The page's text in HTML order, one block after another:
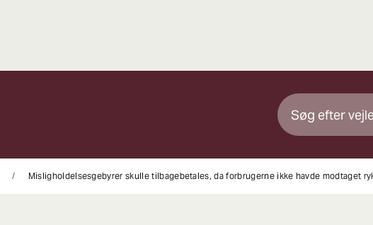
Misligholdelsesgebyrer skulle tilbagebetales, da forbrugerne ikke havde modtaget